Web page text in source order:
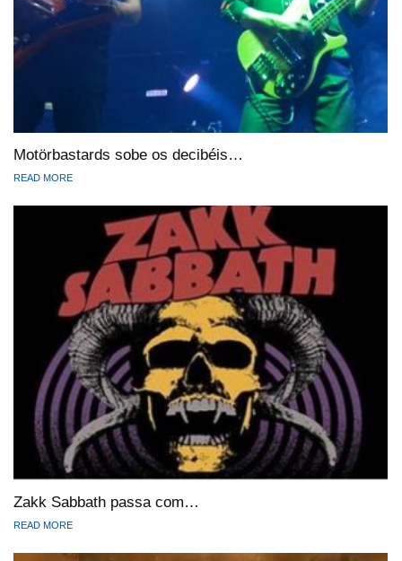
Motörbastards sobe os decibéis…
READ MORE
Zakk Sabbath passa com…
READ MORE